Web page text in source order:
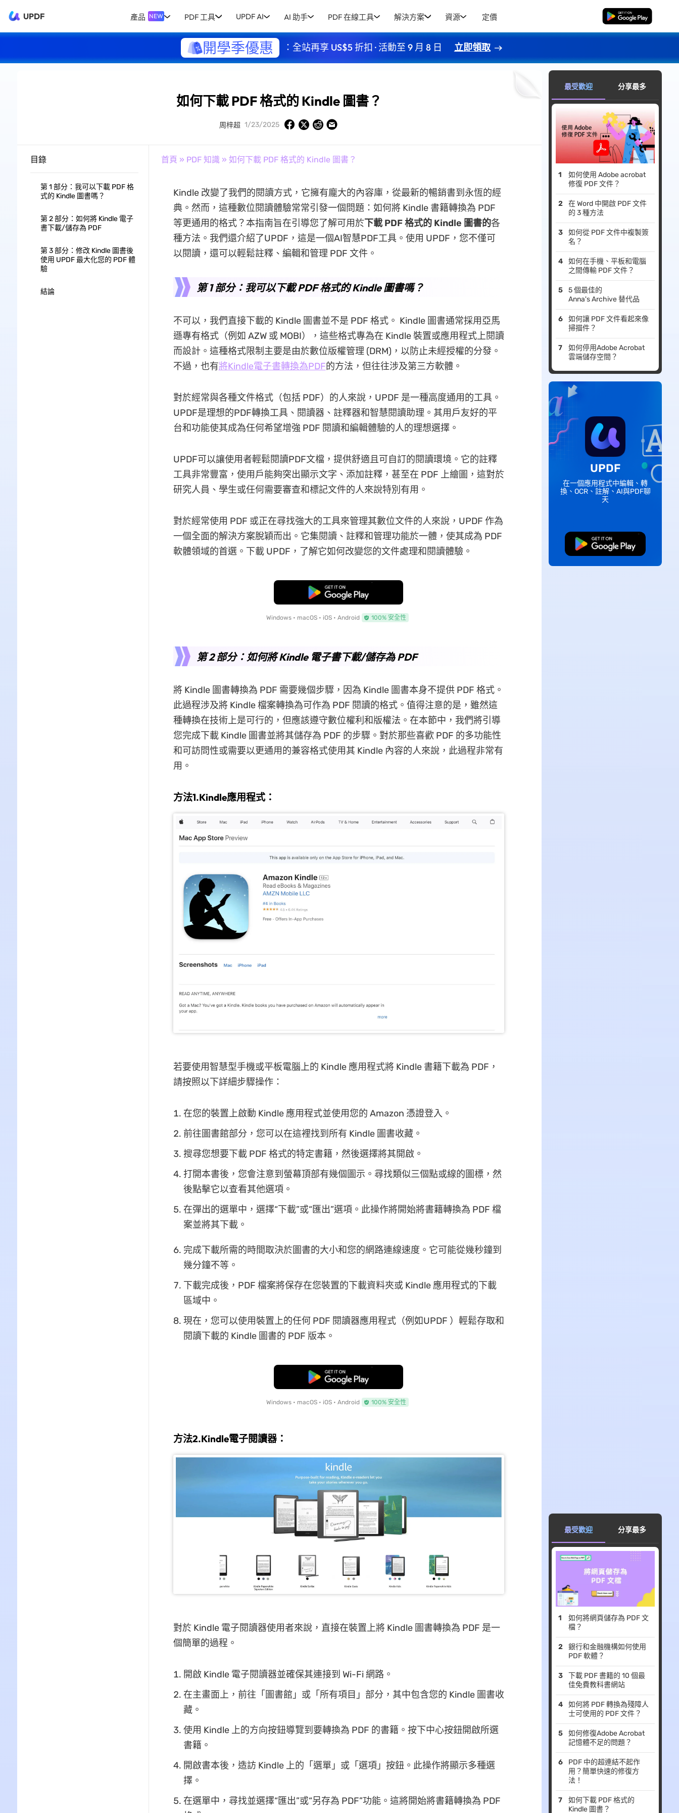
UPDF 產品 NEW PDF 工具 UPDF AI AI 助手 PDF 在線工具 解決方案 資源 定價 免費下載
開學季優惠 ：全站再享 US$5 折扣 · 活動至 9 月 8 日 立即領取
如何下載 PDF 格式的 Kindle 圖書？
周梓超 1/23/2025
目錄
第 1 部分：我可以下載 PDF 格
式的 Kindle 圖書嗎？
第 2 部分：如何將 Kindle 電子
書下載/儲存為 PDF
第 3 部分：修改 Kindle 圖書後
使用 UPDF 最大化您的 PDF 體
驗
結論
首頁 » PDF 知識 » 如何下載 PDF 格式的 Kindle 圖書？
Kindle 改變了我們的閱讀方式，它擁有龐大的內容庫，從最新的暢銷書到永恆的經
典。然而，這種數位閱讀體驗常常引發一個問題：如何將 Kindle 書籍轉換為 PDF
等更通用的格式？本指南旨在引導您了解可用於下載 PDF 格式的 Kindle 圖書的各
種方法。我們還介紹了UPDF，這是一個AI智慧PDF工具。使用 UPDF，您不僅可
以閱讀，還可以輕鬆註釋、編輯和管理 PDF 文件。
第 1 部分：我可以下載 PDF 格式的 Kindle 圖書嗎？
不可以，我們直接下載的 Kindle 圖書並不是 PDF 格式。 Kindle 圖書通常採用亞馬
遜專有格式（例如 AZW 或 MOBI），這些格式專為在 Kindle 裝置或應用程式上閱讀
而設計。這種格式限制主要是由於數位版權管理 (DRM)，以防止未經授權的分發。
不過，也有將Kindle電子書轉換為PDF的方法，但往往涉及第三方軟體。
對於經常與各種文件格式（包括 PDF）的人來說，UPDF 是一種高度通用的工具。
UPDF是理想的PDF轉換工具、閱讀器、註釋器和智慧閱讀助理。其用戶友好的平
台和功能使其成為任何希望增強 PDF 閱讀和編輯體驗的人的理想選擇。
UPDF可以讓使用者輕鬆閱讀PDF文檔，提供舒適且可自訂的閱讀環境。它的註釋
工具非常豐富，使用戶能夠突出顯示文字、添加註釋，甚至在 PDF 上繪圖，這對於
研究人員、學生或任何需要審查和標記文件的人來說特別有用。
對於經常使用 PDF 或正在尋找強大的工具來管理其數位文件的人來說，UPDF 作為
一個全面的解決方案脫穎而出。它集閱讀、註釋和管理功能於一體，使其成為 PDF
軟體領域的首選。下載 UPDF，了解它如何改變您的文件處理和閱讀體驗。
免費下載
Windows • macOS • iOS • Android 100% 安全性
第 2 部分：如何將 Kindle 電子書下載/儲存為 PDF
將 Kindle 圖書轉換為 PDF 需要幾個步驟，因為 Kindle 圖書本身不提供 PDF 格式。
此過程涉及將 Kindle 檔案轉換為可作為 PDF 閱讀的格式。值得注意的是，雖然這
種轉換在技術上是可行的，但應該遵守數位權利和版權法。在本節中，我們將引導
您完成下載 Kindle 圖書並將其儲存為 PDF 的步驟。對於那些喜歡 PDF 的多功能性
和可訪問性或需要以更通用的兼容格式使用其 Kindle 內容的人來說，此過程非常有
用。
方法1.Kindle應用程式：
若要使用智慧型手機或平板電腦上的 Kindle 應用程式將 Kindle 書籍下載為 PDF，
請按照以下詳細步驟操作：
在您的裝置上啟動 Kindle 應用程式並使用您的 Amazon 憑證登入。
前往圖書館部分，您可以在這裡找到所有 Kindle 圖書收藏。
搜尋您想要下載 PDF 格式的特定書籍，然後選擇將其開啟。
打開本書後，您會注意到螢幕頂部有幾個圖示。尋找類似三個點或線的圖標，然
後點擊它以查看其他選項。
在彈出的選單中，選擇“下載”或“匯出”選項。此操作將開始將書籍轉換為 PDF 檔
案並將其下載。
完成下載所需的時間取決於圖書的大小和您的網路連線速度。它可能從幾秒鐘到
幾分鐘不等。
下載完成後，PDF 檔案將保存在您裝置的下載資料夾或 Kindle 應用程式的下載
區域中。
現在，您可以使用裝置上的任何 PDF 閱讀器應用程式（例如UPDF ）輕鬆存取和
閱讀下載的 Kindle 圖書的 PDF 版本。
免費下載
Windows • macOS • iOS • Android 100% 安全性
方法2.Kindle電子閱讀器：
對於 Kindle 電子閱讀器使用者來說，直接在裝置上將 Kindle 圖書轉換為 PDF 是一
個簡單的過程。
開啟 Kindle 電子閱讀器並確保其連接到 Wi-Fi 網路。
在主畫面上，前往「圖書館」或「所有項目」部分，其中包含您的 Kindle 圖書收
藏。
使用 Kindle 上的方向按鈕導覽到要轉換為 PDF 的書籍。按下中心按鈕開啟所選
書籍。
開啟書本後，造訪 Kindle 上的「選單」或「選項」按鈕。此操作將顯示多種選
擇。
在選單中，尋找並選擇“匯出”或“另存為 PDF”功能。這將開始將書籍轉換為 PDF
最受歡迎 分享最多
如何使用 Adob​​e acrobat
修復 PDF 文件？
在 Word 中開啟 PDF 文件
的 3 種方法
如何從 PDF 文件中複製簽
名？
如何在手機、平板和電腦
之間傳輸 PDF 文件？
5 個最佳的
Anna's Archive 替代品
如何讓 PDF 文件看起來像
掃描件？
如何停用Adobe Acrobat
雲端儲存空間？
UPDF
在一個應用程式中編輯、轉
換、OCR、註解、AI與PDF聊
天
免費下載
最受歡迎 分享最多
如何將網頁儲存為 PDF 文
檔？
銀行和金融機構如何使用
PDF 軟體？
下載 PDF 書籍的 10 個最
佳免費教科書網站
如何將 PDF 轉換為殘障人
士可使用的 PDF 文件？
如何修復Adobe Acrobat
記憶體不足的問題？
PDF 中的超連結不起作
用？簡單快速的修復方
法！
如何下載 PDF 格式的
Kindle 圖書？